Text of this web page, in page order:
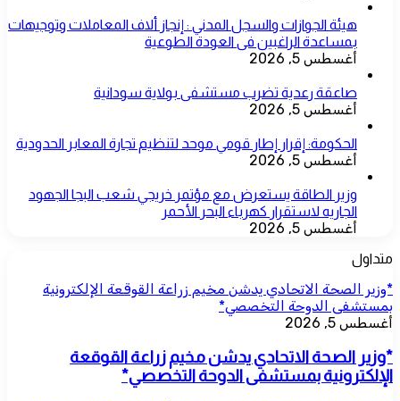
هيئة الجوازات والسجل المدني : إنجاز ألاف المعاملات وتوجيهات
بمساعدة الراغبين فى العودة الطوعية
أغسطس 5, 2026
صاعقة رعدية تضرب مستشفى بولاية سودانية
أغسطس 5, 2026
الحكومة: إقرار إطار قومي موحد لتنظيم تجارة المعابر الحدودية
أغسطس 5, 2026
وزير الطاقة يستعرض مع مؤتمر خريجي شعب البجا الجهود
الجاريه لاستقرار كهرباء البحر الأحمر
أغسطس 5, 2026
متداول
*وزير الصحة الاتحادي يدشن مخيم زراعة القوقعة الإلكترونية
بمستشفى الدوحة التخصصي*
أغسطس 5, 2026
*وزير الصحة الاتحادي يدشن مخيم زراعة القوقعة
الإلكترونية بمستشفى الدوحة التخصصي*